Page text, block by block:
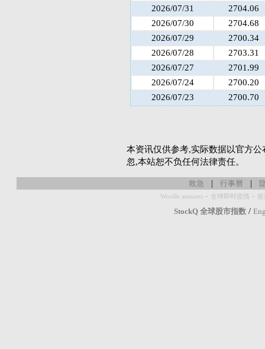
2026/07/31
2704.06
2026/07/30
2704.68
2026/07/29
2700.34
2026/07/28
2703.31
2026/07/27
2701.99
2026/07/24
2700.20
2026/07/23
2700.70
本资讯仅供参考,实际数据以官方
忽,本站恕不负任何法律责任。
救急 | 行事曆 |
Wordle answers - 全球即时疫情 -
StockQ 全球股市指数 /